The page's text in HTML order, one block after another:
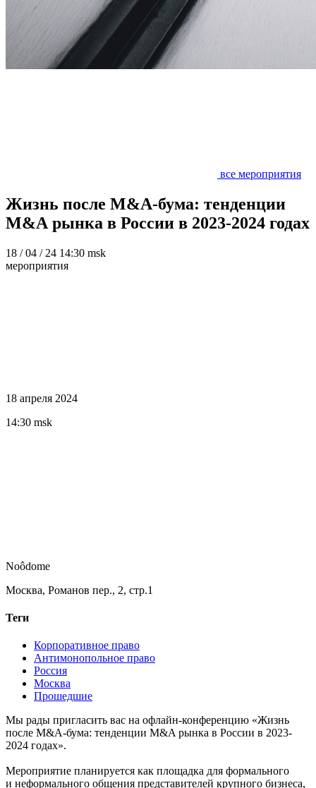
все мероприятия
Жизнь после M&A-бума: тенденции
M&A рынка в России в 2023-2024 годах
18 / 04 / 24 14:30 msk
мероприятия
18 апреля 2024
14:30 msk
Noôdome
Москва, Романов пер., 2, стр.1
Теги
Корпоративное право
Антимонопольное право
Россия
Москва
Прошедшие
Мы рады пригласить вас на офлайн-конференцию «Жизнь
после M&A-бума: тенденции M&A рынка в России в 2023-
2024 годах».
Мероприятие планируется как площадка для формального
и неформального общения представителей крупного бизнеса,